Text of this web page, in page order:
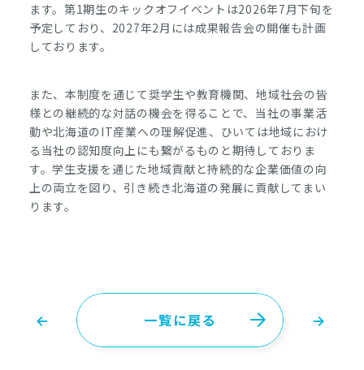
ます。第1期生のキックオフイベントは2026年7月下旬を
予定しており、2027年2月には成果報告会の開催も計画
しております。
また、本制度を通じて奨学生や教育機関、地域社会の皆
様との継続的な対話の機会を得ることで、当社の事業活
動や北海道のIT産業への理解促進、ひいては地域におけ
る当社の認知度向上にも繋がるものと期待しておりま
す。学生支援を通じた地域貢献と持続的な企業価値の向
上の両立を図り、引き続き北海道の発展に貢献してまい
ります。
一覧に戻る